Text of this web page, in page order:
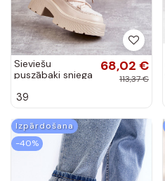
Sieviešu
puszābaki sniega
siltinājumu
Sanna
68,02 €
113,37 €
39
Izpārdošana
-40%